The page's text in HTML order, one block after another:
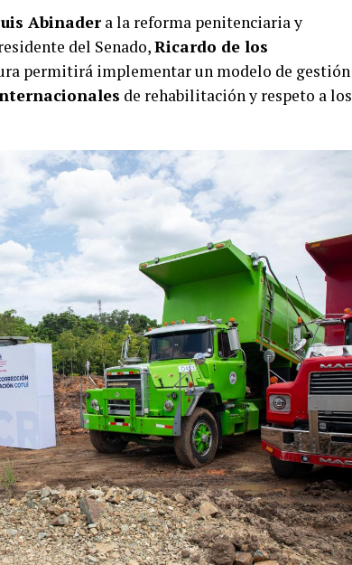
Abinadera la reforma penitenciaria y
del Senado,Ricardo de los
permitirá implementar un modelo de gestión
de rehabilitación y respeto a los